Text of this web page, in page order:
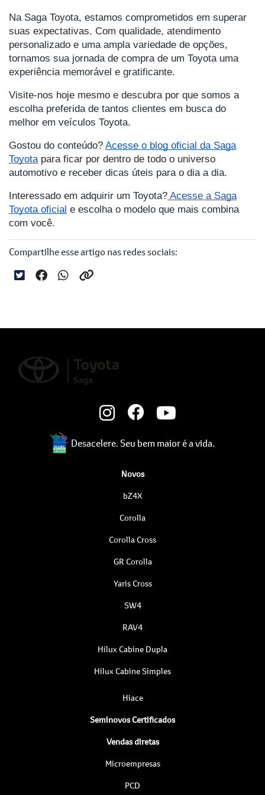
Na Saga Toyota, estamos comprometidos em superar
suas expectativas. Com qualidade, atendimento
personalizado e uma ampla variedade de opções,
tornamos sua jornada de compra de um Toyota uma
experiência memorável e gratificante.
Visite-nos hoje mesmo e descubra por que somos a
escolha preferida de tantos clientes em busca do
melhor em veículos Toyota.
Gostou do conteúdo? Acesse o blog oficial da Saga
Toyota para ficar por dentro de todo o universo
automotivo e receber dicas úteis para o dia a dia.
Interessado em adquirir um Toyota? Acesse a Saga
Toyota oficial e escolha o modelo que mais combina
com você.
Compartilhe esse artigo nas redes sociais:
Desacelere. Seu bem maior é a vida.
Novos
bZ4X
Corolla
Corolla Cross
GR Corolla
Yaris Cross
SW4
RAV4
Hilux Cabine Dupla
Hilux Cabine Simples
Hiace
Seminovos Certificados
Vendas diretas
Microempresas
PCD